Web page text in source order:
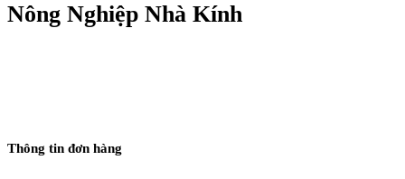
Nông Nghiệp Nhà Kính
Thông tin đơn hàng